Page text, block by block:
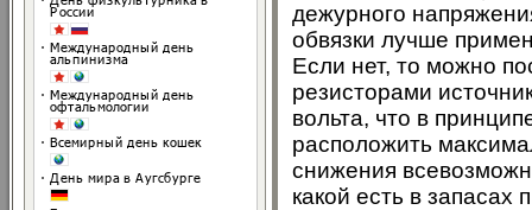
дежурного
обвязки лучше
Если нет, то можно
резисторами
вольта, что в
расположить
снижения
какой есть в